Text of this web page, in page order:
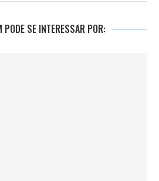
PODE SE INTERESSAR POR: